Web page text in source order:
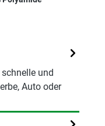
und
Auto oder